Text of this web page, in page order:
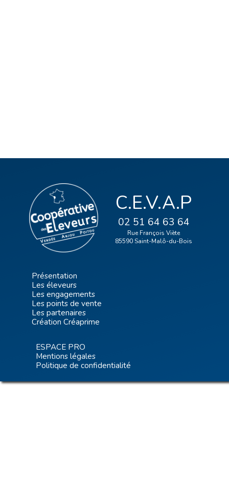
C.E.V.A.P
02 51 64 63 64
Rue François Viète
85590 Saint-Malô-du-Bois
Présentation
Les éleveurs
Les engagements
Les points de vente
Les partenaires
Création Créaprime
ESPACE PRO
Mentions légales
Politique de confidentialité